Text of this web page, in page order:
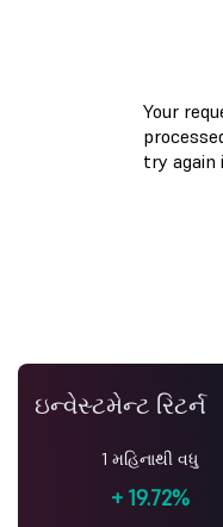
ઇન્વેસ્ટમેન્ટ રિટર્ન
1 મહિનાથી વધુ
+ 19.72%